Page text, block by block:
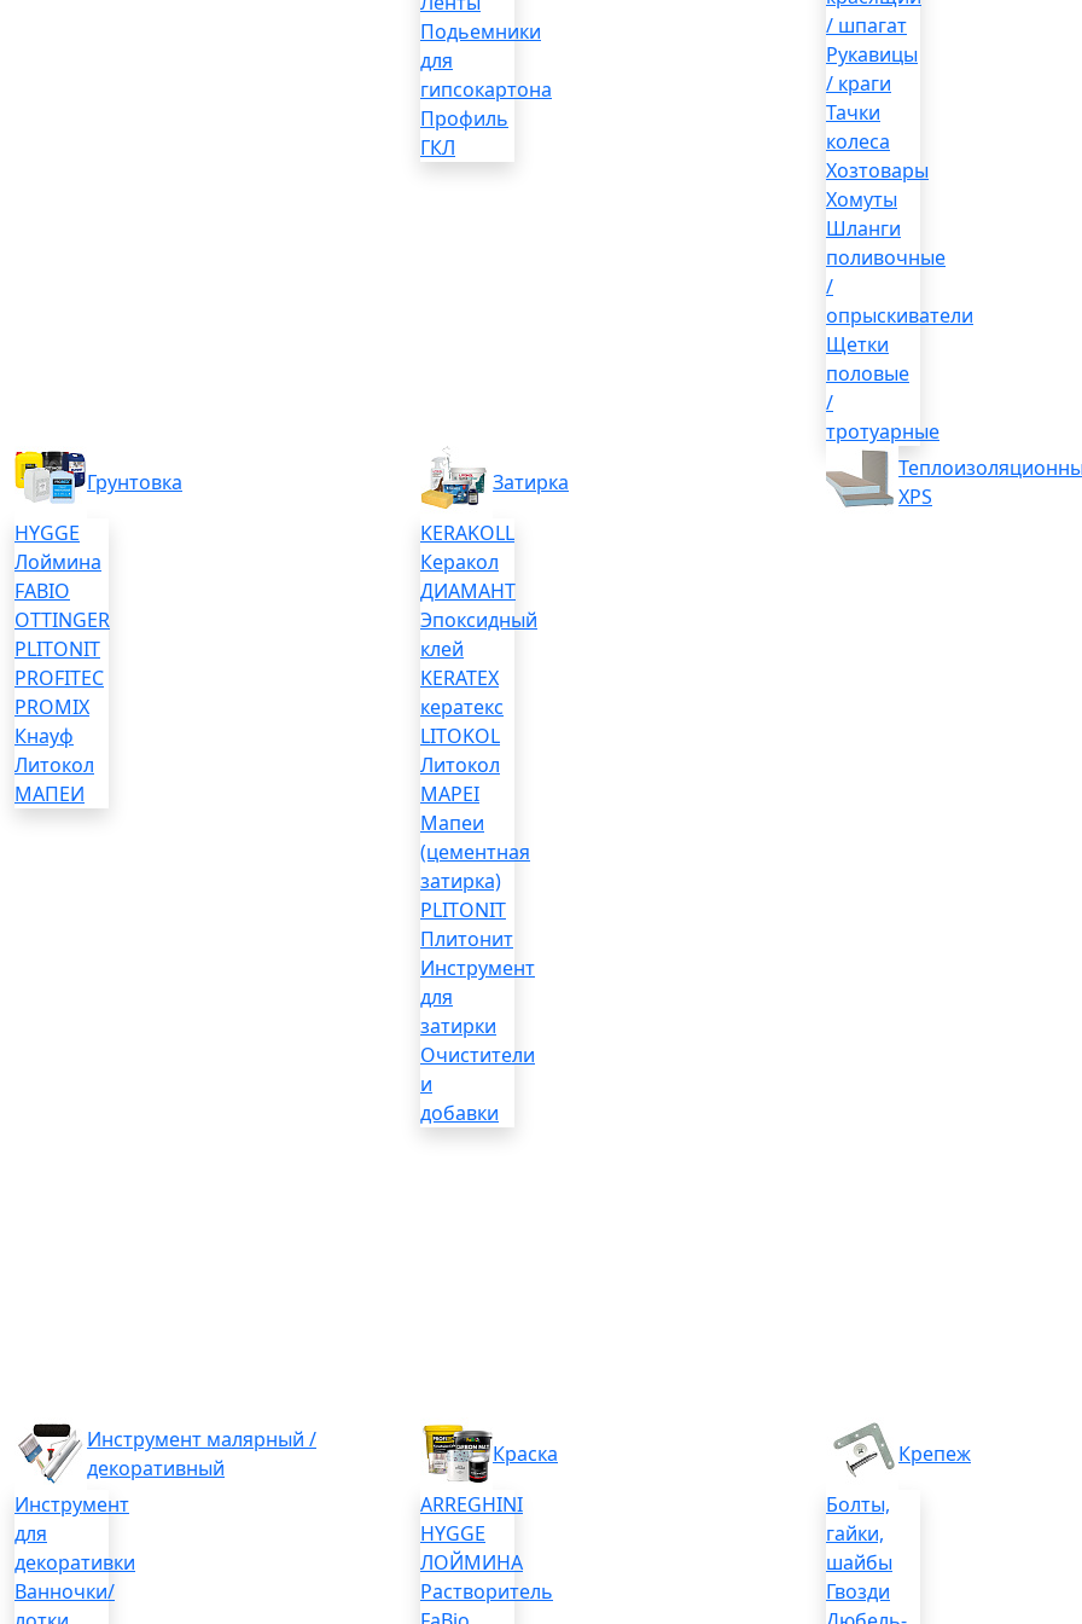
Подьемники
для
гипсокартона
Профиль
ГКЛ
/ шпагат
Рукавицы
/ краги
Тачки
колеса
Хозтовары
Хомуты
Шланги
поливочные
/
опрыскиватели
Щетки
половые
/
тротуарные
Грунтовка
HYGGE
Лоймина
FABIO
OTTINGER
PLITONIT
PROFITEC
PROMIX
Кнауф
Литокол
МАПЕИ
Затирка
KERAKOLL
Керакол
ДИАМАНТ
Эпоксидный
клей
KERATEX
кератекс
LITOKOL
Литокол
MAPEI
Мапеи
(цементная
затирка)
PLITONIT
Плитонит
Инструмент
для
затирки
Очистители
и
добавки
XPS
Инструмент малярный /
декоративный
Инструмент
для
декоративки
Ванночки/
Краска
ARREGHINI
HYGGE
ЛОЙМИНА
Растворитель
Крепеж
Болты,
гайки,
шайбы
Гвозди